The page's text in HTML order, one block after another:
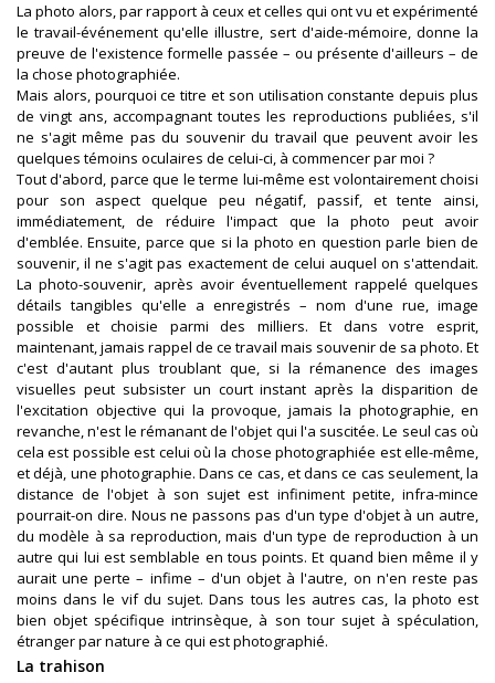
La photo alors, par rapport à ceux et celles qui ont vu et expérimenté
le travail-événement qu'elle illustre, sert d'aide-mémoire, donne la
preuve de l'existence formelle passée – ou présente d'ailleurs – de
la chose photographiée.
Mais alors, pourquoi ce titre et son utilisation constante depuis plus
de vingt ans, accompagnant toutes les reproductions publiées, s'il
ne s'agit même pas du souvenir du travail que peuvent avoir les
quelques témoins oculaires de celui-ci, à commencer par moi ?
Tout d'abord, parce que le terme lui-même est volontairement choisi
pour son aspect quelque peu négatif, passif, et tente ainsi,
immédiatement, de réduire l'impact que la photo peut avoir
d'emblée. Ensuite, parce que si la photo en question parle bien de
souvenir, il ne s'agit pas exactement de celui auquel on s'attendait.
La photo-souvenir, après avoir éventuellement rappelé quelques
détails tangibles qu'elle a enregistrés – nom d'une rue, image
possible et choisie parmi des milliers. Et dans votre esprit,
maintenant, jamais rappel de ce travail mais souvenir de sa photo. Et
c'est d'autant plus troublant que, si la rémanence des images
visuelles peut subsister un court instant après la disparition de
l'excitation objective qui la provoque, jamais la photographie, en
revanche, n'est le rémanant de l'objet qui l'a suscitée. Le seul cas où
cela est possible est celui où la chose photographiée est elle-même,
et déjà, une photographie. Dans ce cas, et dans ce cas seulement, la
distance de l'objet à son sujet est infiniment petite, infra-mince
pourrait-on dire. Nous ne passons pas d'un type d'objet à un autre,
du modèle à sa reproduction, mais d'un type de reproduction à un
autre qui lui est semblable en tous points. Et quand bien même il y
aurait une perte – infime – d'un objet à l'autre, on n'en reste pas
moins dans le vif du sujet. Dans tous les autres cas, la photo est
bien objet spécifique intrinsèque, à son tour sujet à spéculation,
étranger par nature à ce qui est photographié.
La trahison